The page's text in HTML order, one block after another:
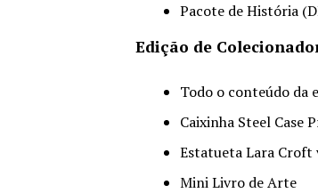
Pacote de História
Edição de
Todo o conteúdo da
Caixinha Steel Case
Estatueta Lara Croft
Mini Livro de Arte